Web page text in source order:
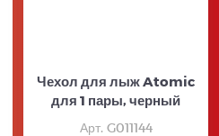
Чехол для лыж Atomic
для 1 пары, черный
Арт. G011144